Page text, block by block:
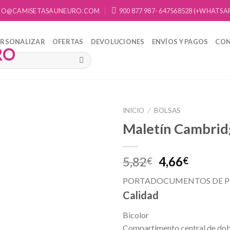
900 877 987- 647568528
OFERTAS DEVOLUCIONES ENVÍOS Y PAGOS
INICIO / BOLSAS
Maletín
5,82€ 4,66€
PORTADOCUMENTOS DE
Calidad
Bicolor
Compartimento central de